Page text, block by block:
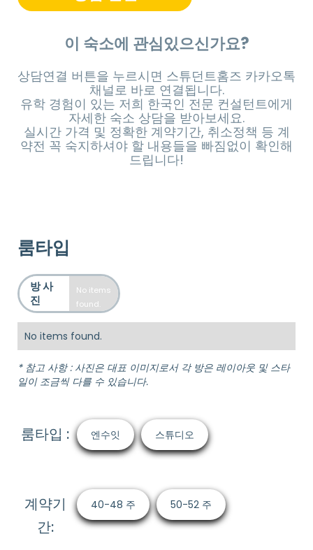
이 숙소에 관심있으신가요?
상담연결 버튼을 누르시면 스튜던트홈즈 카카오톡
채널로 바로 연결됩니다.
유학 경험이 있는 저희 한국인 전문 컨설턴트에게
자세한 숙소 상담을 받아보세요.
실시간 가격 및 정확한 계약기간, 취소정책 등 계
약전 꼭 숙지하셔야 할 내용들을 빠짐없이 확인해
드립니다!
룸타입
방 사
진
No items
found.
No items found.
* 참고 사항 : 사진은 대표 이미지로서 각 방은 레이아웃 및 스타
일이 조금씩 다를 수 있습니다.
룸타입 : 엔수잇 스튜디오
계약기
간:
40-48 주 50-52 주